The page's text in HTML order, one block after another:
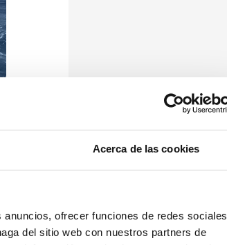
Acerca de las cookies
ofrecer funciones de redes sociales
del sitio web con nuestros partners de